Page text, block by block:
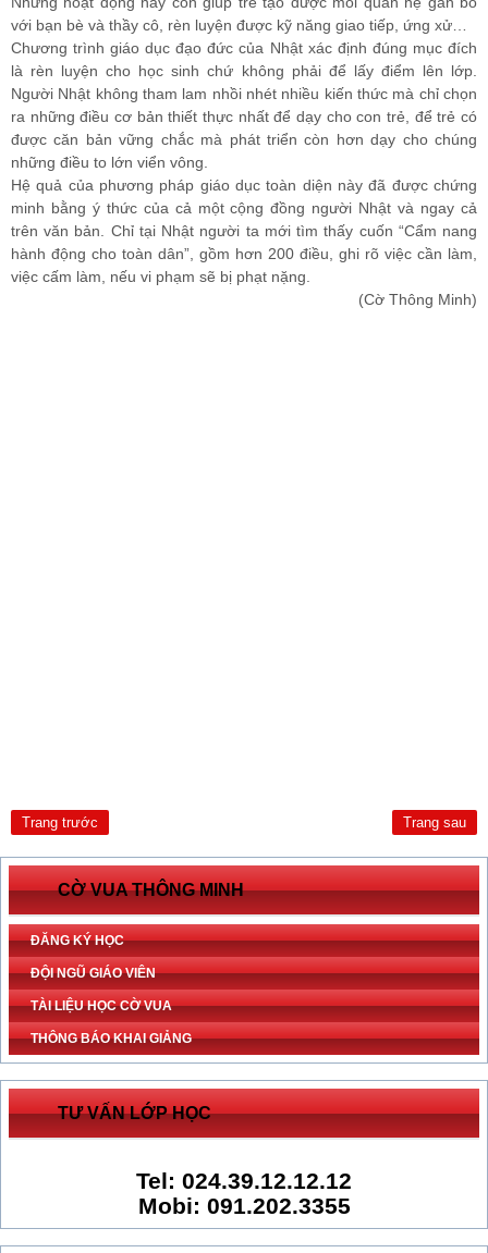
với bạn bè và thầy cô, rèn luyện được kỹ năng giao tiếp, ứng xử…
Chương trình giáo dục đạo đức của Nhật xác định đúng mục đích
là rèn luyện cho học sinh chứ không phải để lấy điểm lên lớp.
Người Nhật không tham lam nhồi nhét nhiều kiến thức mà chỉ chọn
ra những điều cơ bản thiết thực nhất để dạy cho con trẻ, để trẻ có
được căn bản vững chắc mà phát triển còn hơn dạy cho chúng
những điều to lớn viển vông.
Hệ quả của phương pháp giáo dục toàn diện này đã được chứng
minh bằng ý thức của cả một cộng đồng người Nhật và ngay cả
trên văn bản. Chỉ tại Nhật người ta mới tìm thấy cuốn “Cẩm nang
hành động cho toàn dân”, gồm hơn 200 điều, ghi rõ việc cần làm,
việc cấm làm, nếu vi phạm sẽ bị phạt nặng.
(Cờ Thông Minh)
Trang trước Trang sau
CỜ VUA THÔNG MINH
ĐĂNG KÝ HỌC
ĐỘI NGŨ GIÁO VIÊN
TÀI LIỆU HỌC CỜ VUA
THÔNG BÁO KHAI GIẢNG
TƯ VẤN LỚP HỌC
Tel: 024.39.12.12.12
Mobi: 091.202.3355